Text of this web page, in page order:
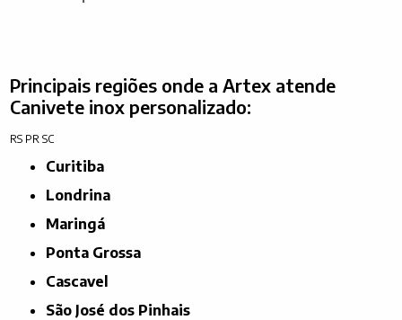
Principais regiões onde a Artex atende
Canivete inox personalizado:
RS PR SC
Curitiba
Londrina
Maringá
Ponta Grossa
Cascavel
São José dos Pinhais